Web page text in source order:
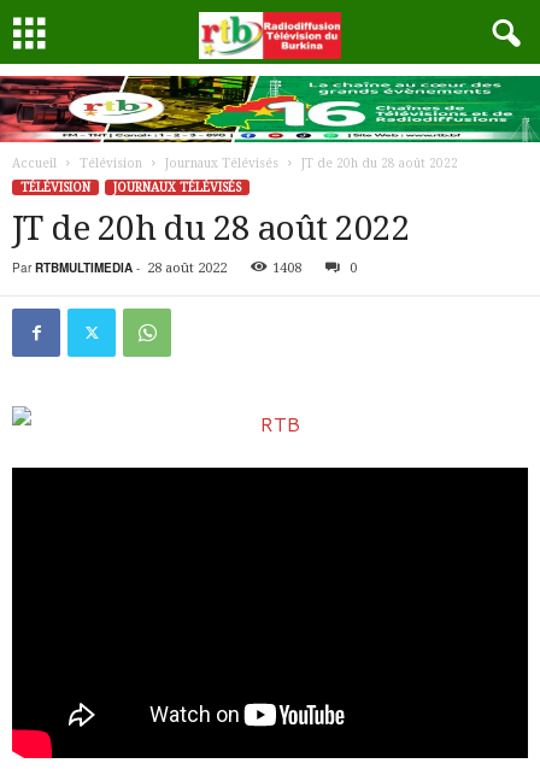
Accueil Télévision Journaux Télévisés
JT de 20h du 28 août 2022
TÉLÉVISION
JOURNAUX TÉLÉVISÉS
JT de 20h du 28 août 2022
Par RTBMULTIMEDIA - 28 août 2022 1408 0